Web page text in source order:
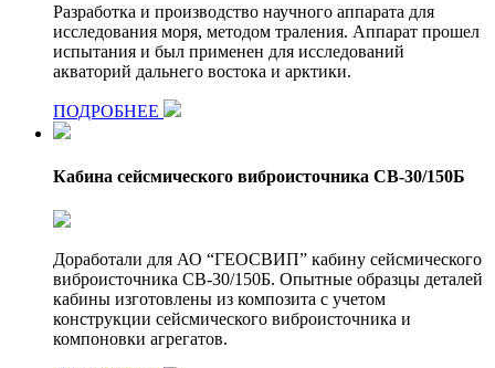
Разработка и производство научного аппарата для
исследования моря, методом траления. Аппарат прошел
испытания и был применен для исследований
акваторий дальнего востока и арктики.
ПОДРОБНЕЕ
Кабина сейсмического виброисточника СВ-30/150Б
Доработали для АО “ГЕОСВИП” кабину сейсмического
виброисточника СВ-30/150Б. Опытные образцы деталей
кабины изготовлены из композита с учетом
конструкции сейсмического виброисточника и
компоновки агрегатов.